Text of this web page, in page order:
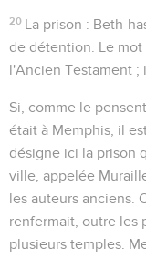
20 La prison : Beth-
de détention. Le mot
l'Ancien Testament
Si, comme le
était à Memphis, il
désigne ici la prison
ville, appelée
les auteurs anciens.
renfermait, outre les
plusieurs temples.